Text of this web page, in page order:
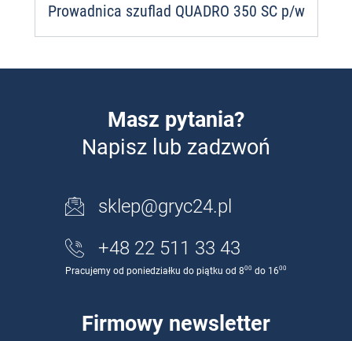
Prowadnica szuflad QUADRO 350 SC p/w
Masz pytania?
Napisz lub zadzwoń
sklep@gryc24.pl
+48 22 511 33 43
Pracujemy od poniedziałku do piątku od 800 do 1600
Firmowy newsletter